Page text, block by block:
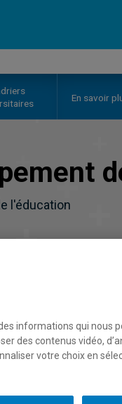
En savoir
l'éducation
carrière
informations qui nous
des contenus vidéo,
votre choix en